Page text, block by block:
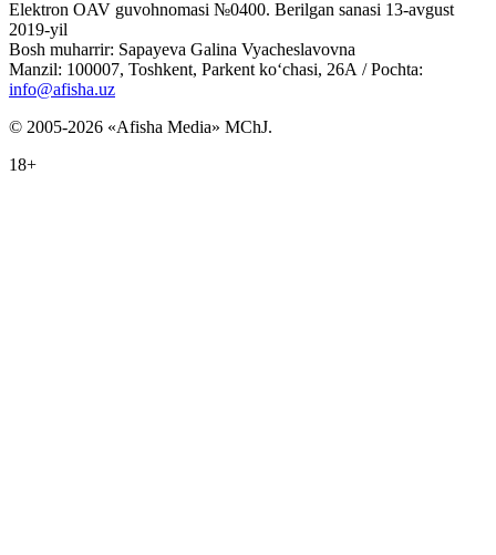
Elektron OAV guvohnomasi №0400. Berilgan sanasi 13-avgust
2019-yil
Bosh muharrir: Sapayeva Galina Vyacheslavovna
Manzil: 100007, Toshkent, Parkent ko‘chasi, 26А / Pochta:
info@afisha.uz
© 2005-2026 «Afisha Media» MChJ.
18+